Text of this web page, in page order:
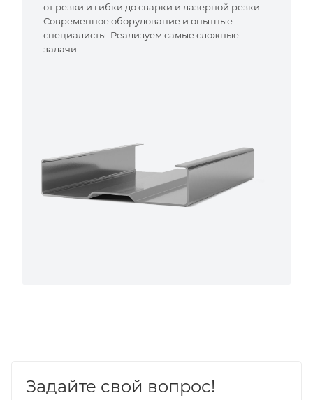
от резки и гибки до сварки и лазерной резки.
Современное оборудование и опытные
специалисты. Реализуем самые сложные
задачи.
Задайте свой вопрос!